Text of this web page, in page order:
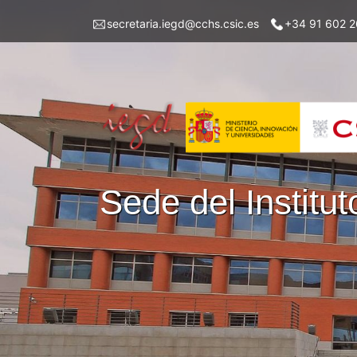
Menusecretaria.iegd@cchs.csic.es +34 91 602
Sede del